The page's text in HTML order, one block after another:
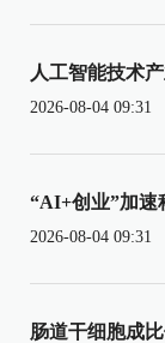
人工智能技术
2026-08-04 09:31
“AI+创业”加速
2026-08-04 09:31
肠道干细胞成